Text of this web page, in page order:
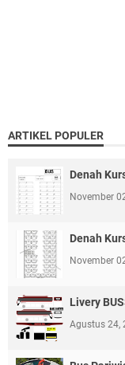
ARTIKEL POPULER
Denah
November
Denah
November
Livery
Agustus 24,